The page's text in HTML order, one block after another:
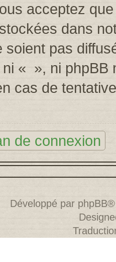
acceptez
dans
soient pas
« », ni phpBB
cas de
de connexion
Développé par phpBB®